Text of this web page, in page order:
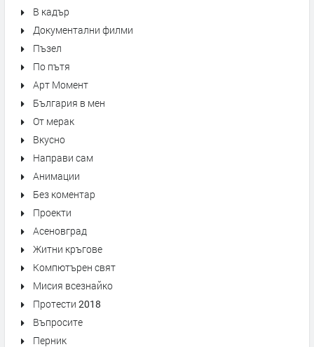
В кадър
Документални филми
Пъзел
По пътя
Арт Момент
България в мен
От мерак
Вкусно
Направи сам
Анимации
Без коментар
Проекти
Асеновград
Житни кръгове
Компютърен свят
Мисия всезнайко
Протести 2018
Въпросите
Перник